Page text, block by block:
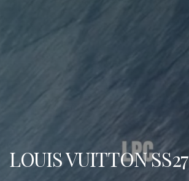
LOUIS VUITTON SS27